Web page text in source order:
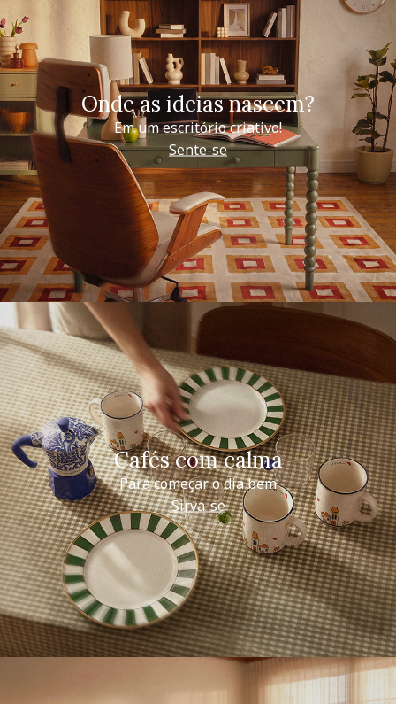
Onde as ideias nascem?
Em um escritório criativo!
Sente-se
Cafés com calma
Para começar o dia bem
Sirva-se